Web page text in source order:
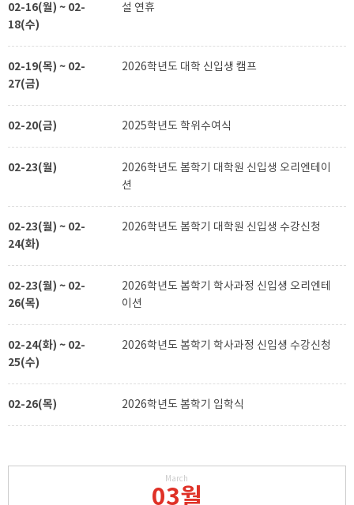
02-16(월) ~ 02-
18(수)
설 연휴
02-19(목) ~ 02-
27(금)
2026학년도 대학 신입생 캠프
02-20(금) 2025학년도 학위수여식
02-23(월)
2026학년도 봄학기 대학원 신입생 오리엔테이
션
02-23(월) ~ 02-
24(화)
2026학년도 봄학기 대학원 신입생 수강신청
02-23(월) ~ 02-
26(목)
2026학년도 봄학기 학사과정 신입생 오리엔테
이션
02-24(화) ~ 02-
25(수)
2026학년도 봄학기 학사과정 신입생 수강신청
02-26(목) 2026학년도 봄학기 입학식
03월
March